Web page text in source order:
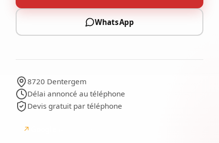
WhatsApp
8720 Dentergem
Délai annoncé au téléphone
Devis gratuit par téléphone
↗